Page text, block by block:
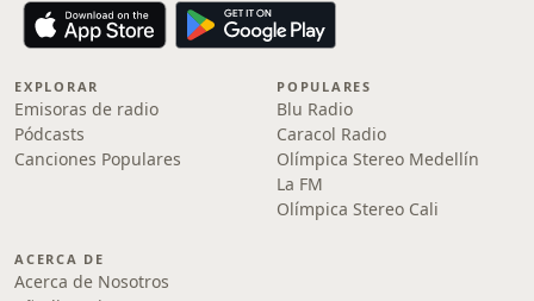
EXPLORAR
Emisoras de radio
Pódcasts
Canciones Populares
POPULARES
Blu Radio
Caracol Radio
Olímpica Stereo Medellín
La FM
Olímpica Stereo Cali
ACERCA DE
Acerca de Nosotros